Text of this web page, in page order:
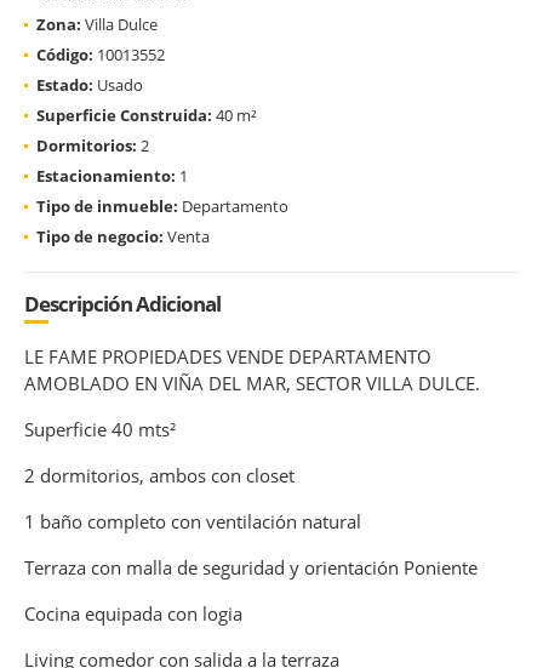
Zona: Villa Dulce
Código: 10013552
Estado: Usado
Superficie Construida: 40 m²
Dormitorios: 2
Estacionamiento: 1
Tipo de inmueble: Departamento
Tipo de negocio: Venta
Descripción Adicional
LE FAME PROPIEDADES VENDE DEPARTAMENTO
AMOBLADO EN VIÑA DEL MAR, SECTOR VILLA DULCE.
Superficie 40 mts²
2 dormitorios, ambos con closet
1 baño completo con ventilación natural
Terraza con malla de seguridad y orientación Poniente
Cocina equipada con logia
Living comedor con salida a la terraza